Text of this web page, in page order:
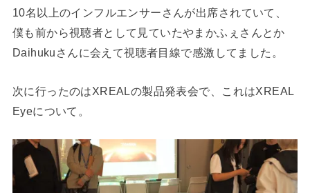
10名以上のインフルエンサーさんが出席されていて、
僕も前から視聴者として見ていたやまかふぇさんとか
Daihukuさんに会えて視聴者目線で感激してました。
次に行ったのはXREALの製品発表会で、これはXREAL
Eyeについて。